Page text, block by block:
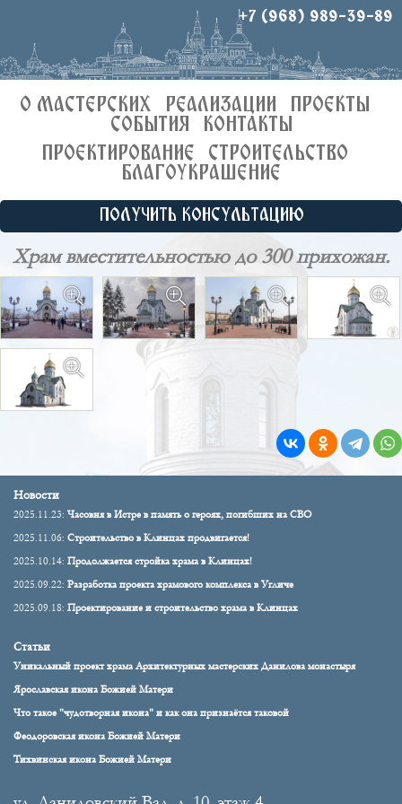
+7 (968) 989-39-89
О МАСТЕРСКИХ РЕАЛИЗАЦИИ
ПРОЕКТЫ
СОБЫТИЯ
КОНТАКТЫ
ПРОЕКТИРОВАНИЕ
СТРОИТЕЛЬСТВО
БЛАГОУКРАШЕНИЕ
ПОЛУЧИТЬ КОНСУЛЬТАЦИЮ
Храм вместительностью до 300 прихожан.
Новости
2025.11.23: Часовня в Истре в память о героях, погибших на СВО
2025.11.06: Строительство в Клинцах продвигается!
2025.10.14: Продолжается стройка храма в Клинцах!
2025.09.22: Разработка проекта храмового комплекса в Угличе
2025.09.18: Проектирование и строительство храма в Клинцах
Статьи
Уникальный проект храма Архитектурных мастерских Данилова монастыря
Ярославская икона Божией Матери
Что такое "чудотворная икона" и как она признаётся таковой
Феодоровская икона Божией Матери
Тихвинская икона Божией Матери